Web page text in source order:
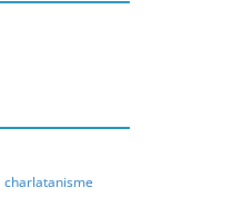
charlatanisme